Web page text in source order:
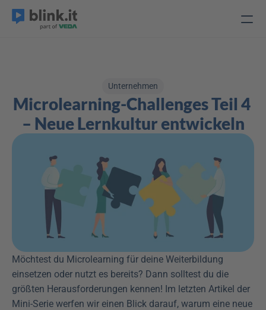
Unternehmen
Microlearning-Challenges Teil 4
– Neue Lernkultur entwickeln
Möchtest du Microlearning für deine Weiterbildung
einsetzen oder nutzt es bereits? Dann solltest du die
größten Herausforderungen kennen! Im letzten Artikel der
Mini-Serie werfen wir einen Blick darauf, warum eine neue